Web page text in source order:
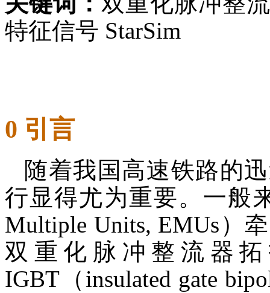
特征信号 StarSim
0 引言
随着我国高速铁路的
行显得尤为重要。一般
Multiple Units, EMUs）
双重化脉冲整流器
IGBT（insulated gate